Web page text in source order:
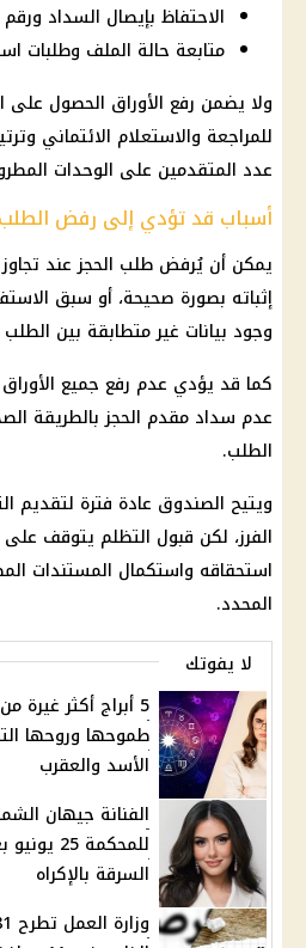
الاحتفاظ بإيصال السداد
متابعة حالة الملف وطلبات
ولا يضمن رفع الأوراق الحصول على
للمراجعة والاستعلام الائتماني
عدد المتقدمين على الوحدات
أسباب قد تؤدي إلى رفض الطلب
يمكن أن يُرفض طلب الحجز عند
إثباته بصورة صحيحة، أو سبق
وجود بيانات غير متطابقة بين
كما قد يؤدي عدم رفع جميع
عدم سداد مقدم الحجز بالطريقة
الطلب.
ويتيح الصندوق عادة فترة لتقديم
الفرز، لكن قبول التظلم يتوقف
استحقاقه واستكمال المستندات
المحدد.
لا يفوتك
5 أبراج أكثر غيرة
طموحها وروحها
الأسد والعقرب
الفنانة جيهان
للمحكمة
السرقة بالإكراه